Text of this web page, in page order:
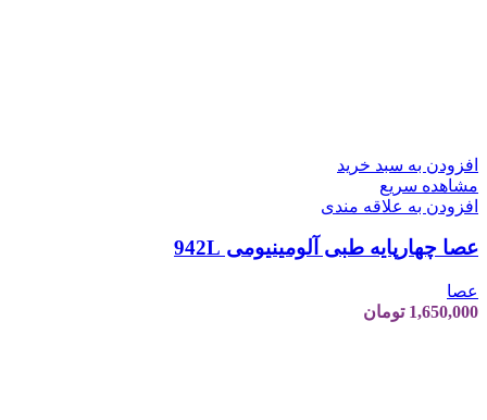
افزودن به سبد خرید
مشاهده سریع
افزودن به علاقه مندی
عصا چهارپایه طبی آلومینیومی 942L
عصا
1,650,000 تومان